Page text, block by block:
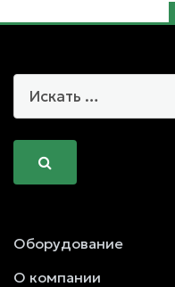
Оборудование
О компании